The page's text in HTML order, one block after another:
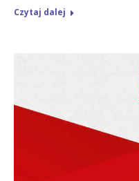
Czytaj dalej